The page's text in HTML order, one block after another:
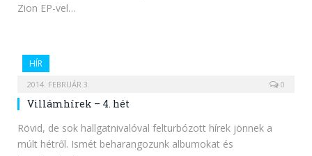
Zion EP-vel…
HÍR
2014. FEBRUÁR 3. 0
Villámhírek – 4. hét
Rövid, de sok hallgatnivalóval felturbózott hírek jönnek a
múlt hétről. Ismét beharangozunk albumokat és